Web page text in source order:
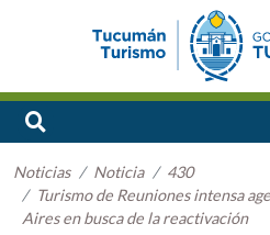
Noticias Noticia
430
Turismo de Reuniones intensa
Aires en busca de la reactivación